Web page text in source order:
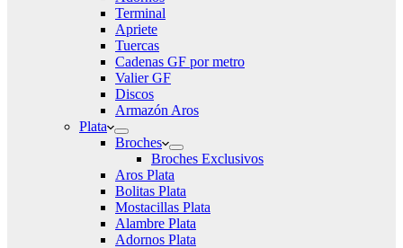
Terminal
Apriete
Tuercas
Cadenas GF por metro
Valier GF
Discos
Armazón Aros
Plata
Broches
Broches Exclusivos
Aros Plata
Bolitas Plata
Mostacillas Plata
Alambre Plata
Adornos Plata